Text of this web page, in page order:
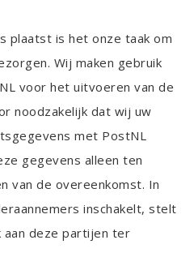
plaatst is het onze taak om
Wij maken gebruik
voor het uitvoeren van de
noodzakelijk dat wij uw
met PostNL
gegevens alleen ten
van de overeenkomst. In
inschakelt, stelt
aan deze partijen ter